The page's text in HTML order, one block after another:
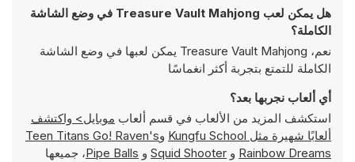
هل يمكن لعب Treasure Vault Mahjong في وضع الشاشة
الكاملة؟
نعم، Treasure Vault Mahjong يمكن لعبها في وضع الشاشة
الكاملة للتمتع بتجربة أكثر انغماسًا
أي ألعاب نجربها بعد؟
استكشف المزيد من الألعاب في قسم ألعاب
موبايل> واكتشف
ألعابًا شهيرة مثل Kungfu School وTeen Titans Go! Raven's
Rainbow Dreams و Squid Shooter و Pipe Balls، جميعها